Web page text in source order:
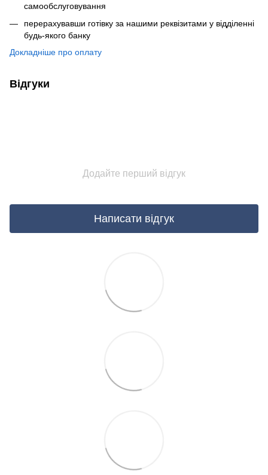
самообслуговування
перерахувавши готівку за нашими реквізитами у відділенні
будь-якого банку
Докладніше про оплату
Відгуки
Додайте перший відгук
Написати відгук